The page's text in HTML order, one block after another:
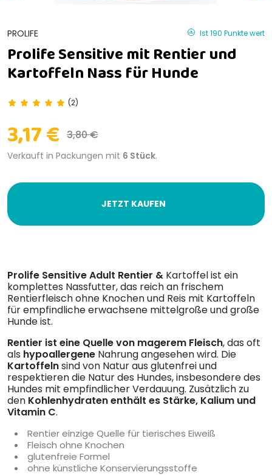
PROLIFE Ist 190 Punkte wert
Prolife Sensitive mit Rentier und
Kartoffeln Nass für Hunde
(2)
3,17 € 3,80 €
Verkauft in Packungen mit 6 Stück.
JETZT KAUFEN
Prolife Sensitive Adult Rentier & Kartoffel ist ein
komplettes Nassfutter, das reich an frischem
Rentierfleisch ohne Knochen und Reis mit Kartoffeln
für empfindliche erwachsene mittelgroße und große
Hunde ist.
Rentier ist eine Quelle von magerem Fleisch, das oft
als hypoallergene Nahrung angesehen wird. Die
Kartoffelnsind von Natur aus glutenfrei und
respektieren die Natur des Hundes, insbesondere des
Hundes mit empfindlicher Verdauung. Zusätzlich zu
den Kohlenhydraten enthält es Stärke, Kalium und
Vitamin C.
Rentier einzige Quelle für tierisches Eiweiß
Fleisch ohne Knochen
glutenfreie Formel
ohne künstliche Konservierungsstoffe